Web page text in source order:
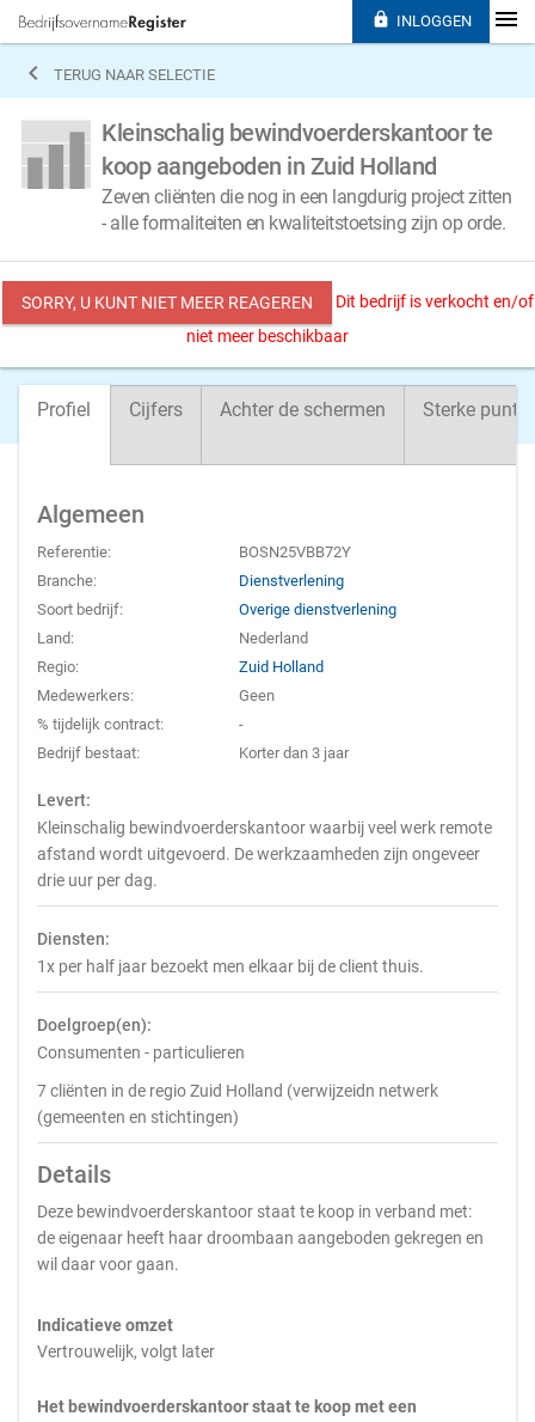
 TERUG NAAR SELECTIE
Kleinschalig bewindvoerderskantoor te
koop aangeboden in Zuid Holland
Zeven cliënten die nog in een langdurig project zitten
- alle formaliteiten en kwaliteitstoetsing zijn op orde.
SORRY, U KUNT NIET MEER REAGEREN
Dit bedrijf is verkocht en/of
niet meer beschikbaar
Profiel Cijfers Achter de schermen Sterke
Algemeen
Referentie:
BOSN25VBB72Y
Branche:
Dienstverlening
Soort bedrijf:
Overige dienstverlening
Land:
Nederland
Regio:
Zuid Holland
Medewerkers:
Geen
% tijdelijk contract:
-
Bedrijf bestaat:
Korter dan 3 jaar
Levert:
Kleinschalig bewindvoerderskantoor waarbij veel werk remote
afstand wordt uitgevoerd. De werkzaamheden zijn ongeveer
drie uur per dag.
Diensten:
1x per half jaar bezoekt men elkaar bij de client thuis.
Doelgroep(en):
Consumenten - particulieren
7 cliënten in de regio Zuid Holland (verwijzeidn netwerk
(gemeenten en stichtingen)
Details
Deze bewindvoerderskantoor staat te koop in verband met:
de eigenaar heeft haar droombaan aangeboden gekregen en
wil daar voor gaan.
Indicatieve omzet
Vertrouwelijk, volgt later
Het bewindvoerderskantoor staat te koop met een
 INLOGGEN